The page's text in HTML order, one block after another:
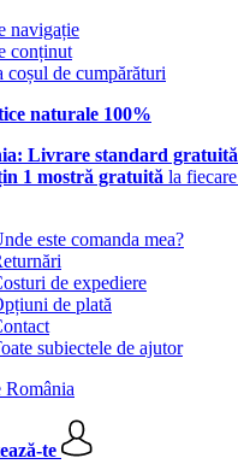
navigație
conținut
coșul de cumpărături
naturale 100%
Livrare standard gratuită
1 mostră gratuită la
este comanda mea?
de expediere
de plată
subiectele de ajutor
te